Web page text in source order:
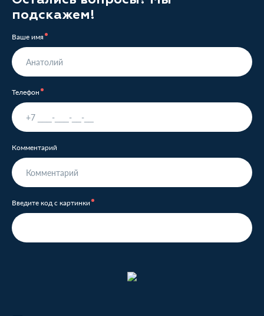
подскажем!
Ваше имя
Телефон
Комментарий
Введите код с картинки